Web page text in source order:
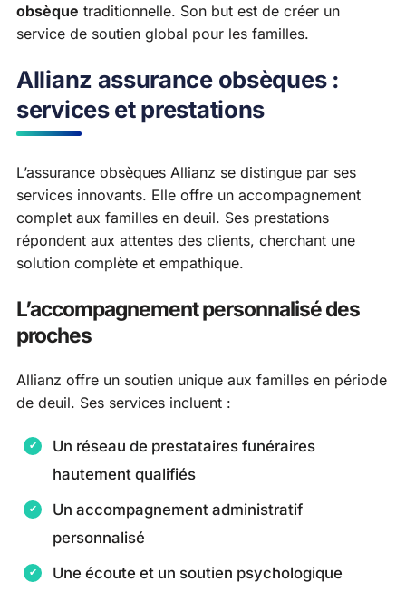
obsèque traditionnelle. Son but est de créer un
service de soutien global pour les familles.
Allianz assurance obsèques :
services et prestations
L’assurance obsèques Allianz se distingue par ses
services innovants. Elle offre un accompagnement
complet aux familles en deuil. Ses prestations
répondent aux attentes des clients, cherchant une
solution complète et empathique.
L’accompagnement personnalisé des
proches
Allianz offre un soutien unique aux familles en période
de deuil. Ses services incluent :
Un réseau de prestataires funéraires
hautement qualifiés
Un accompagnement administratif
personnalisé
Une écoute et un soutien psychologique